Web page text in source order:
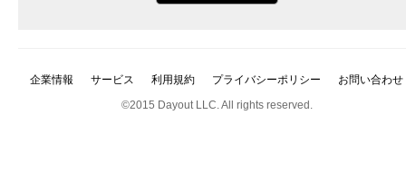
企業情報 サービス 利用規約 プライバシーポリシー
お問い合わせ
©2015 Dayout LLC. All rights reserved.